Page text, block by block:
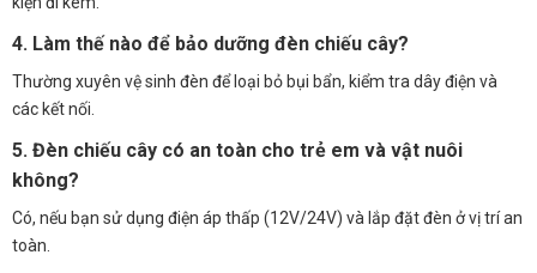
4. Làm thế nào để bảo dưỡng đèn chiếu cây?
Thường xuyên vệ sinh đèn để loại bỏ bụi bẩn, kiểm tra dây điện và
các kết nối.
5. Đèn chiếu cây có an toàn cho trẻ em và vật nuôi
không?
Có, nếu bạn sử dụng điện áp thấp (12V/24V) và lắp đặt đèn ở vị trí an
toàn.